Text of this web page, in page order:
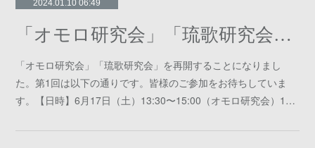
2024.01.10 06:49
「オモロ研究会」「琉歌研究会」の再開
「オモロ研究会」「琉歌研究会」を再開することになりまし
た。第1回は以下の通りです。皆様のご参加をお待ちしていま
す。【⽇時】6⽉17⽇（⼟）13:30〜15:00（オモロ研究会）1…